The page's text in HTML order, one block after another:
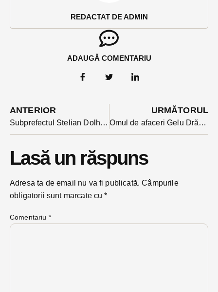
REDACTAT DE ADMIN
ADAUGĂ COMENTARIU
ANTERIOR
Subprefectul Stelian Dolha: ”La Protecția Consumatorilor oamenii veneau de cele mai multe ori ca la ultima instituție care-i mai poate ajuta: asta va trebui să facem și în Instituția Prefectului”
URMĂTORUL
Omul de afaceri Gelu Drăgan așteaptă să afle dacă BEC îi va valida candidatura la prezidențiale
Lasă un răspuns
Adresa ta de email nu va fi publicată. Câmpurile
obligatorii sunt marcate cu*
Comentariu *